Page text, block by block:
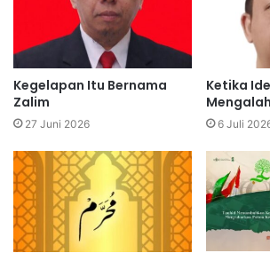
Kegelapan Itu Bernama
Zalim
27 Juni 2026
Ketika
6 Juli